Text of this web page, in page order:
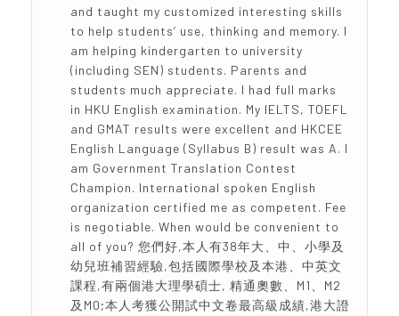
and taught my customized interesting skills
to help students’ use, thinking and memory. I
am helping kindergarten to university
(including SEN) students. Parents and
students much appreciate. I had full marks
in HKU English examination. My IELTS, TOEFL
and GMAT results were excellent and HKCEE
English Language (Syllabus B) result was A. I
am Government Translation Contest
Champion. International spoken English
organization certified me as competent. Fee
is negotiable. When would be convenient to
all of you? 您們好,本人有38年大、中、小學及
幼兒班補習經驗,包括國際學校及本港、中英文
課程,有兩個港大理學碩士, 精通奧數、M1、M2
及M0;本人考獲公開試中文卷最高級成績,港大證